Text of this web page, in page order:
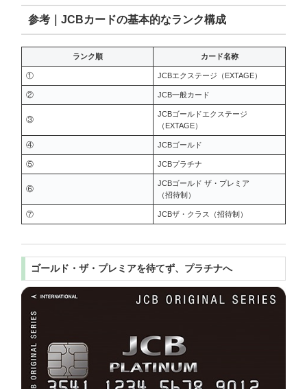
参考｜JCBカードの基本的なランク構成
ランク順 カード名称
① JCBエクステージ（EXTAGE）
② JCB一般カード
③
JCBゴールドエクステージ
（EXTAGE）
④ JCBゴールド
⑤ JCBプラチナ
⑥
JCBゴールド ザ・プレミア
（招待制）
⑦ JCBザ・クラス（招待制）
ゴールド・ザ・プレミアを待てず、プラチナへ